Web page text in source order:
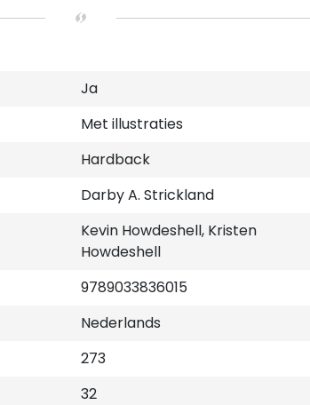
Ja
Met illustraties
Hardback
Darby A. Strickland
Kevin Howdeshell, Kristen
Howdeshell
9789033836015
Nederlands
273
32